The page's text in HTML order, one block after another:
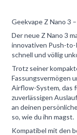
Geekvape Z Nano 3
Der neue Z Nano 3
innovativen Push-to-
schnell und völlig
Trotz seiner
Fassungsvermögen
Airflow-System, das
zuverlässigen
an deinen
so, wie du ihn magst.
Kompatibel mit den